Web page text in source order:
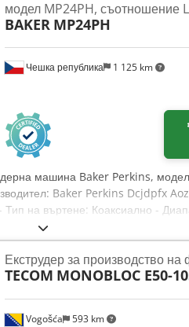
Чешка република 1 125 km
модел MP24PH, съотношение
BAKER MP24PH
машина Baker Perkins,
Baker Perkins Dcjdpfx
на въртене: Коаксиално -
11,25 kW, с регулируема
на цилиндъра: 40:1 L/D -
- Нагряване: Електрическо
чрез охлаждаща
за управление - Дозатор за
бункер за течности, зъбна помпа
Vogošća 593 km
Екструдер за производство на
TECOM MONOBLOC E50-